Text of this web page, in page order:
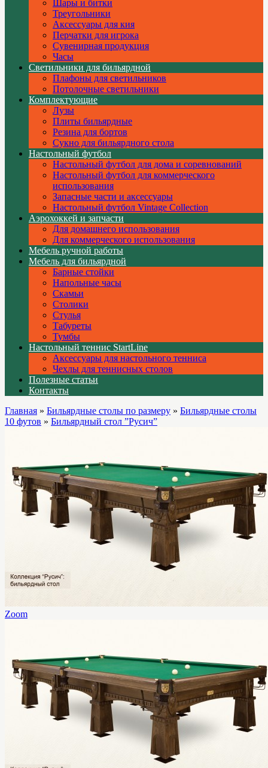
Шары и битки
Треугольники
Аксессуары для кия
Перчатки для игрока
Сувенирная продукция
Часы
Светильники для бильярдной
Плафоны для светильников
Потолочные светильники
Комплектующие
Лузы
Плиты бильярдные
Резина для бортов
Сукно для бильярдного стола
Настольный футбол
Настольный футбол для дома и соревнований
Настольный футбол для коммерческого
использования
Запасные части и аксессуары
Настольный футбол Vintage Collection
Аэрохоккей и запчасти
Для домашнего использования
Для коммерческого использования
Мебель ручной работы
Мебель для бильярдной
Барные стойки
Напольные часы
Скамьи
Столики
Стулья
Табуреты
Тумбы
Настольный теннис StartLine
Аксессуары для настольного тенниса
Чехлы для теннисных столов
Полезные статьи
Контакты
Главная » Бильярдные столы по размеру » Бильярдные столы
10 футов » Бильярдный стол ”Русич”
Zoom